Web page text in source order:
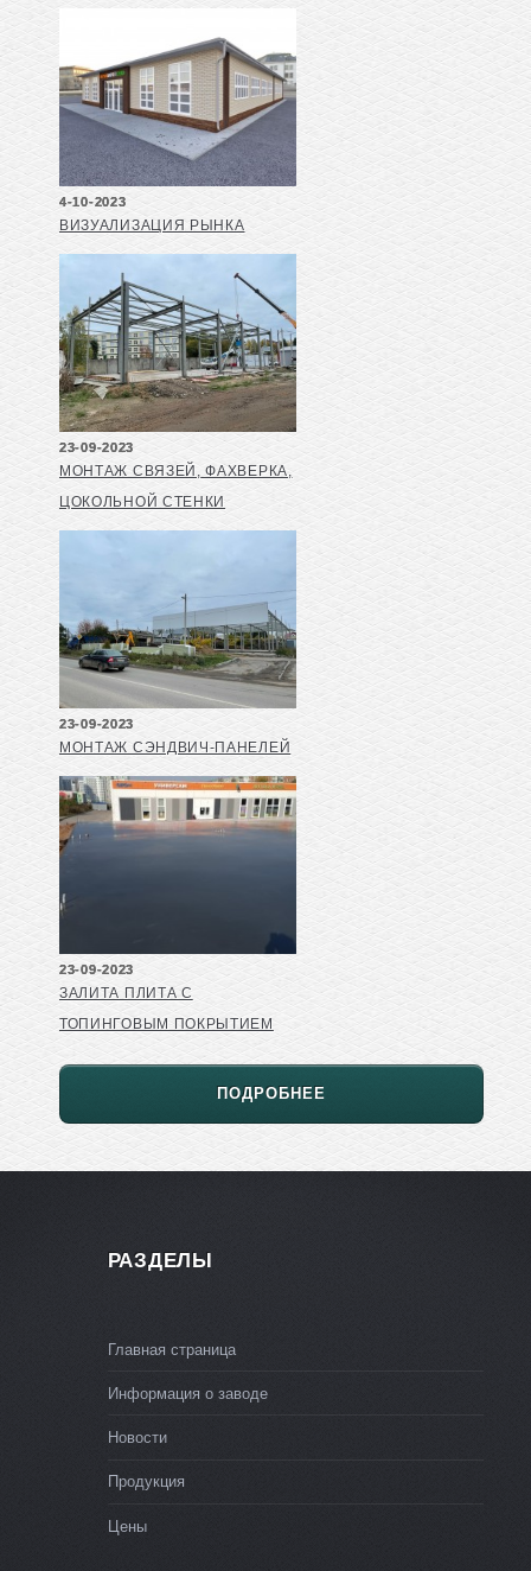
4-10-2023
ВИЗУАЛИЗАЦИЯ РЫНКА
23-09-2023
МОНТАЖ СВЯЗЕЙ, ФАХВЕРКА,
ЦОКОЛЬНОЙ СТЕНКИ
23-09-2023
МОНТАЖ СЭНДВИЧ-ПАНЕЛЕЙ
23-09-2023
ЗАЛИТА ПЛИТА С
ТОПИНГОВЫМ ПОКРЫТИЕМ
ПОДРОБНЕЕ
РАЗДЕЛЫ
Главная страница
Информация о заводе
Новости
Продукция
Цены